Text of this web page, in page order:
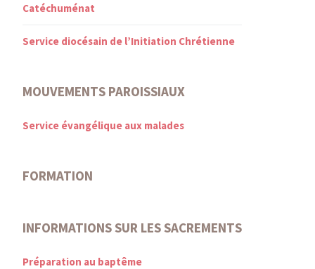
Catéchuménat
Service diocésain de l’Initiation Chrétienne
MOUVEMENTS PAROISSIAUX
Service évangélique aux malades
FORMATION
INFORMATIONS SUR LES SACREMENTS
Préparation au baptême